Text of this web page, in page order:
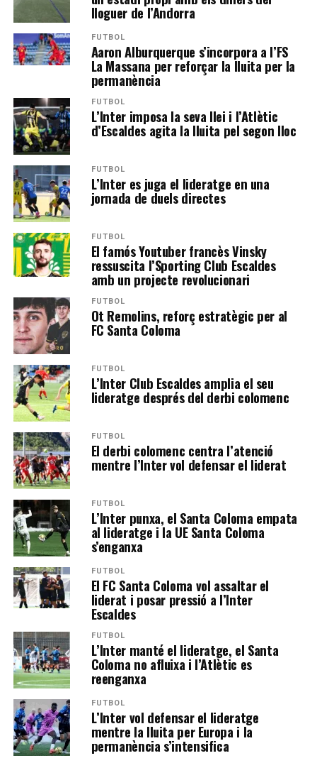
lloguer de l’Andorra
FUTBOL
Aaron Alburquerque s’incorpora a l’FS
La Massana per reforçar la lluita per la
permanència
FUTBOL
L’Inter imposa la seva llei i l’Atlètic
d’Escaldes agita la lluita pel segon lloc
FUTBOL
L’Inter es juga el lideratge en una
jornada de duels directes
FUTBOL
El famós Youtuber francès Vinsky
ressuscita l’Sporting Club Escaldes
amb un projecte revolucionari
FUTBOL
Ot Remolins, reforç estratègic per al
FC Santa Coloma
FUTBOL
L’Inter Club Escaldes amplia el seu
lideratge després del derbi colomenc
FUTBOL
El derbi colomenc centra l’atenció
mentre l’Inter vol defensar el liderat
FUTBOL
L’Inter punxa, el Santa Coloma empata
al lideratge i la UE Santa Coloma
s’enganxa
FUTBOL
El FC Santa Coloma vol assaltar el
liderat i posar pressió a l’Inter
Escaldes
FUTBOL
L’Inter manté el lideratge, el Santa
Coloma no afluixa i l’Atlètic es
reenganxa
FUTBOL
L’Inter vol defensar el lideratge
mentre la lluita per Europa i la
permanència s’intensifica